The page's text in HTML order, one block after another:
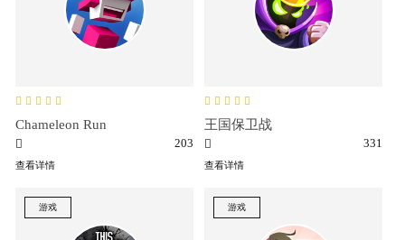
Chameleon Run
203
查看详情
王国保卫战
331
查看详情
游戏 游戏